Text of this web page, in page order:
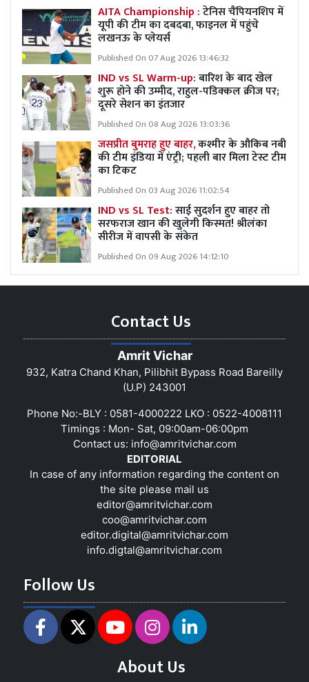
AITA Championship :टेनिस चैंपियनशिप में
यूपी की टीम का दबदबा, फाइनल में पहुंचे
लखनऊ के प्लेयर्स
Published On 07 Aug 2026 13:46:32
IND vs SL Warm-up:बारिश के बाद खेल
शुरू होने की उम्मीद, राहुल-पडिक्कल क्रीज पर;
दूसरे सेशन का इंतजार
Published On 08 Aug 2026 13:03:36
जसप्रीत बुमराह हुए बाहर,कश्मीर के औकिब नबी
की टीम इंडिया में एंट्री; पहली बार मिला टेस्ट टीम
का टिकट
Published On 03 Aug 2026 11:02:54
IND vs SL Test:साई सुदर्शन हुए बाहर तो
सरफराज खान की खुलेगी किस्मत! श्रीलंका
सीरीज में वापसी के संकेत
Published On 09 Aug 2026 14:12:10
Contact Us
Amrit Vichar
932, Katra Chand Khan, Pilibhit Bypass Road Bareilly
(U.P) 243001
Phone No:-BLY : 0581-4000222 LKO : 0522-4008111
Timings : Mon- Sat, 09:00am-06:00pm
Contact us: info@amritvichar.com
EDITORIAL
In case of any information regarding the content on
the site please mail us
editor@amritvichar.com
coo@amritvichar.com
editor.digital@amritvichar.com
info.digtal@amritvichar.com
Follow Us
About Us